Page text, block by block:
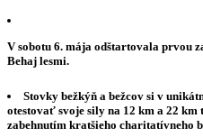
V sobotu 6. mája odštartovala prvou
Behaj lesmi.
Stovky bežkýň a bežcov si v
otestovať svoje sily na 12 km a 22
zabehnutím kratšieho charitatívneho